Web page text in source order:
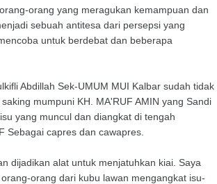
orang yang meragukan kemampuan dan
sebuah antitesa dari persepsi yang
untuk berdebat dan beberapa
Abdillah Sek-UMUM MUI Kalbar sudah tidak
mumpuni KH. MA'RUF AMIN yang Sandi
yang muncul dan diangkat di tengah
Sebagai capres dan cawapres.
dijadikan alat untuk menjatuhkan kiai. Saya
orang dari kubu lawan mengangkat isu-